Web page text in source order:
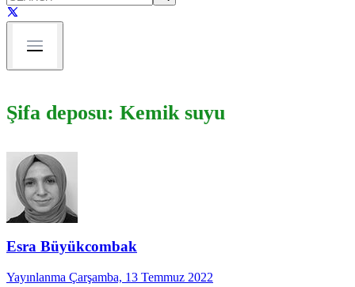
Şifa deposu: Kemik suyu
Esra Büyükcombak
Yayınlanma Çarşamba, 13 Temmuz 2022